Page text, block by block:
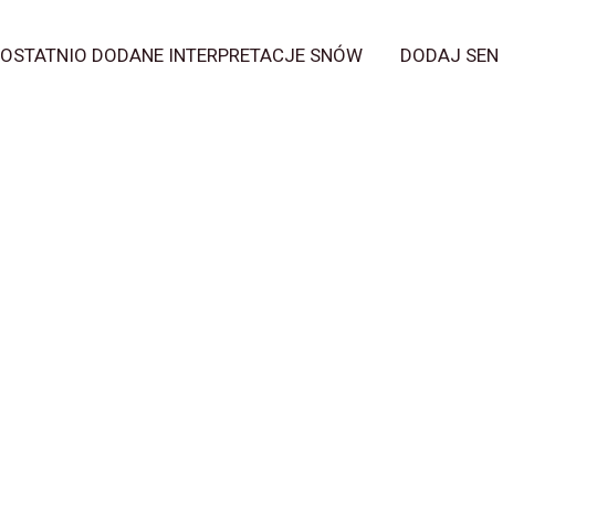
OSTATNIO DODANE INTERPRETACJE SNÓW DODAJ SEN